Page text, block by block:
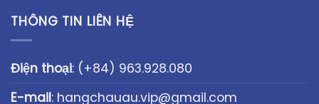
THÔNG TIN LIÊN HỆ
Điện thoại: (+84) 963.928.080
E-mail: hangchauau.vip@gmail.com